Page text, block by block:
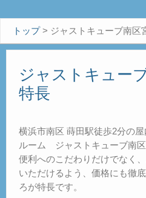
ご利用
– User
– Size
ご見
– Tour
ご契約
トップ> ジャストキューブ南区
ジャストキュー
特長
横浜市南区 蒔田駅徒歩2分の
ルーム ジャストキューブ南区
便利へのこだわりだけでなく
いただけるよう、価格にも徹
ろが特長です。